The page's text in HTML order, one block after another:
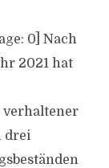
0] Nach
2021 hat
verhaltener
drei